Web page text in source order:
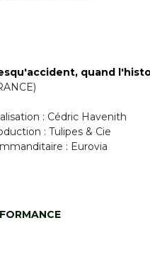
quand
: Cédric Havenith
: Tulipes & Cie
: Eurovia